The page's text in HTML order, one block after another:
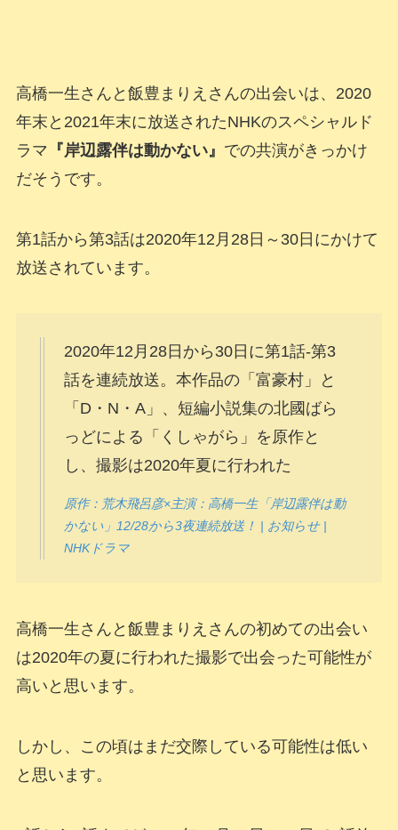
高橋一生さんと飯豊まりえさんの出会いは、2020
年末と2021年末に放送されたNHKのスペシャルド
ラマ 『岸辺露伴は動かない』 での共演がきっかけ
だそうです。
第1話から第3話は2020年12月28日～30日にかけて
放送されています。
2020年12月28日から30日に第1話-第3
話を連続放送。本作品の「富豪村」と
「D・N・A」、短編小説集の北國ばら
っどによる「くしゃがら」を原作と
し、撮影は2020年夏に行われた
原作：荒木飛呂彦×主演：高橋一生「岸辺露伴は動
かない」12/28から3夜連続放送！ | お知らせ |
NHKドラマ
高橋一生さんと飯豊まりえさんの初めての出会い
は2020年の夏に行われた撮影で出会った可能性が
高いと思います。
しかし、この頃はまだ交際している可能性は低い
と思います。